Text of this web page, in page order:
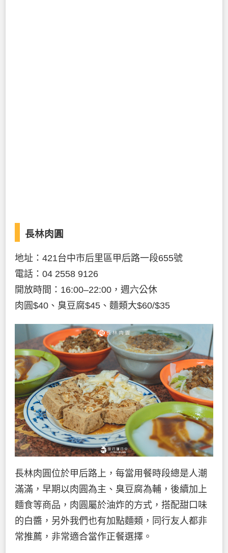
長林肉圓
地址：421台中市后里區甲后路一段655號
電話：04 2558 9126
開放時間：16:00–22:00，週六公休
肉圓$40、臭豆腐$45、麵類大$60/$35
長林肉圓位於甲后路上，每當用餐時段總是人潮
滿滿，早期以肉圓為主、臭豆腐為輔，後續加上
麵食等商品，肉圓屬於油炸的方式，搭配甜口味
的白醬，另外我們也有加點麵類，同行友人都非
常推薦，非常適合當作正餐選擇。